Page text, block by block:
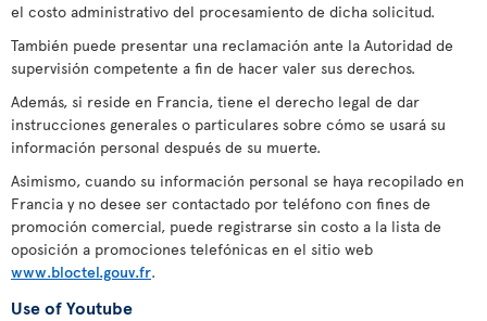
el costo administrativo del procesamiento de dicha solicitud.
También puede presentar una reclamación ante la Autoridad de
supervisión competente a fin de hacer valer sus derechos.
Además, si reside en Francia, tiene el derecho legal de dar
instrucciones generales o particulares sobre cómo se usará su
información personal después de su muerte.
Asimismo, cuando su información personal se haya recopilado en
Francia y no desee ser contactado por teléfono con fines de
promoción comercial, puede registrarse sin costo a la lista de
oposición a promociones telefónicas en el sitio web
www.bloctel.gouv.fr.
Use of Youtube